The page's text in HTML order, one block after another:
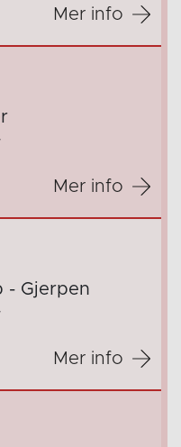
Mer info
Mer info
- Gjerpen
Mer info